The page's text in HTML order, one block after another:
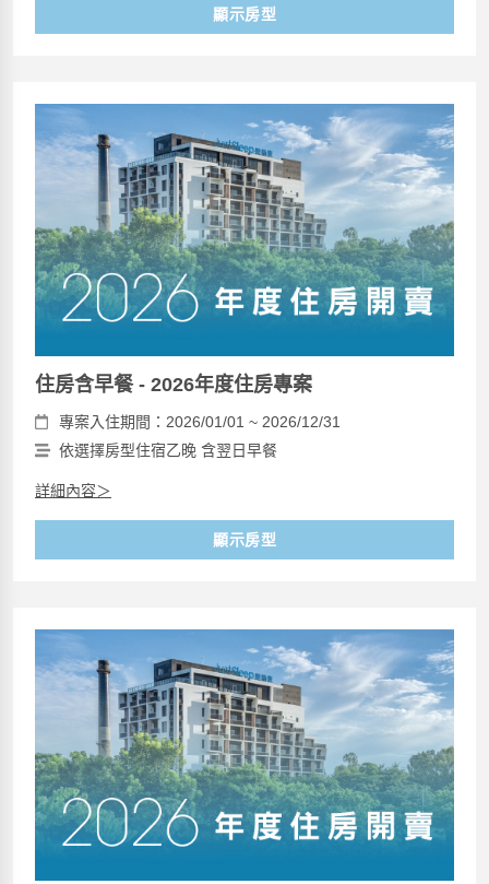
顯示房型
住房含早餐 - 2026年度住房專案
專案入住期間：2026/01/01 ~ 2026/12/31
依選擇房型住宿乙晚 含翌日早餐
詳細內容＞
顯示房型